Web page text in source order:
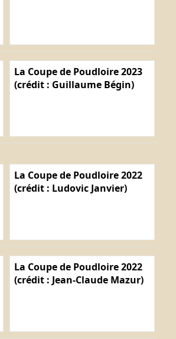
La Coupe de Poudloire 2023
(crédit : Guillaume Bégin)
La Coupe de Poudloire 2022
(crédit : Ludovic Janvier)
La Coupe de Poudloire 2022
(crédit : Jean-Claude Mazur)